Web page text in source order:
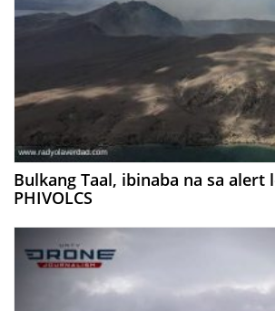
Bulkang Taal, ibinaba na sa alert
PHIVOLCS